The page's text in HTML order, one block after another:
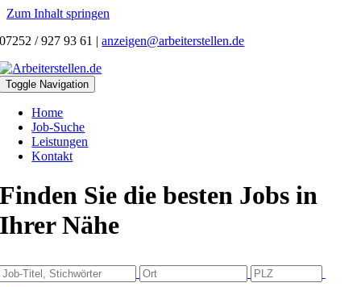
Zum Inhalt springen
07252 / 927 93 61 |anzeigen@arbeiterstellen.de
Toggle Navigation
Home
Job-Suche
Leistungen
Kontakt
Finden Sie die besten Jobs in
Ihrer Nähe